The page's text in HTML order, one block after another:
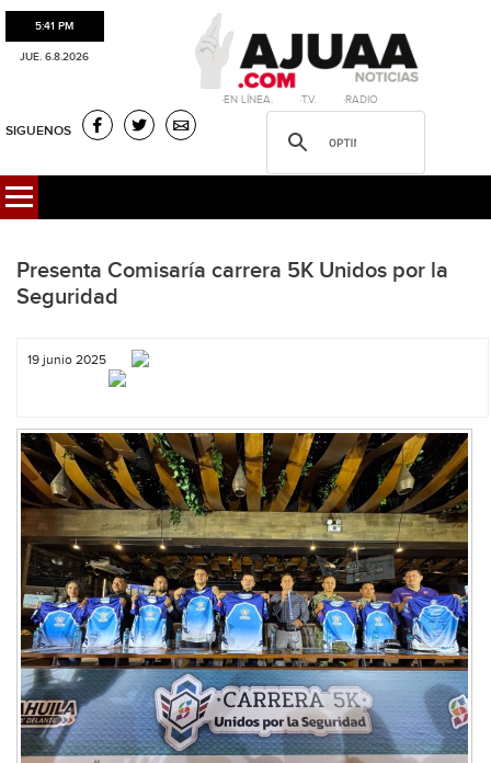
5:41 PM
JUE. 6.8.2026
·EN LÍNEA. ·T.V. ·RADIO
SIGUENOS
Presenta Comisaría carrera 5K Unidos por la
Seguridad
19 junio 2025